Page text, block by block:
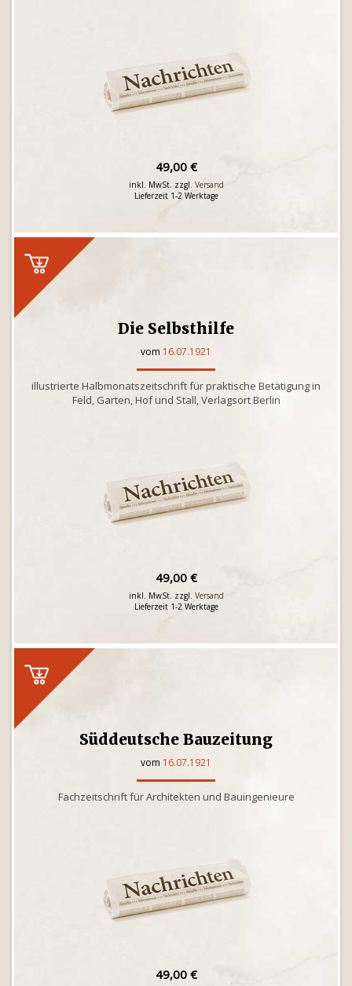
49,00 €
inkl. MwSt. zzgl. Versand
Lieferzeit 1-2 Werktage
Die Selbsthilfe
vom 16.07.1921
illustrierte Halbmonatszeitschrift für praktische Betätigung in
Feld, Garten, Hof und Stall, Verlagsort Berlin
49,00 €
inkl. MwSt. zzgl. Versand
Lieferzeit 1-2 Werktage
Süddeutsche Bauzeitung
vom 16.07.1921
Fachzeitschrift für Architekten und Bauingenieure
49,00 €